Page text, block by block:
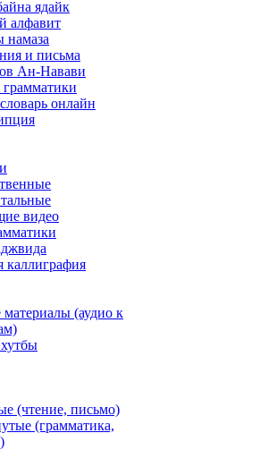
ядайк
алфавит
и письма
Ан-Навави
онлайн
видео
каллиграфия
(аудио к
(чтение, письмо)
(грамматика,